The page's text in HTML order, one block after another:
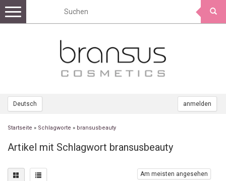
Deutsch anmelden
Toggle
navigation
Startseite » Schlagworte » bransusbeauty
Artikel mit Schlagwort bransusbeauty
Am meisten angesehen